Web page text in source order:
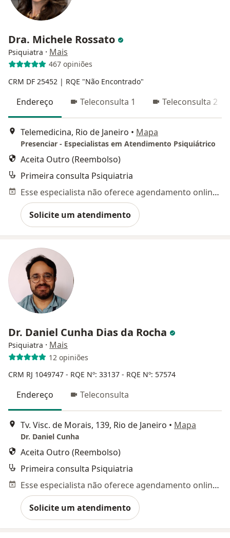
Dra. Michele Rossato
Psiquiatra · Mais
467 opiniões
CRM DF 25452 | RQE "Não Encontrado"
Endereço Teleconsulta 1 Teleconsulta 2
Telemedicina, Rio de Janeiro • Mapa
Presenciar - Especialistas em Atendimento Psiquiátrico
Aceita Outro (Reembolso)
Primeira consulta Psiquiatria
Esse especialista não oferece agendamento online para esse endereço.
Solicite um atendimento
Dr. Daniel Cunha Dias da Rocha
Psiquiatra · Mais
12 opiniões
CRM RJ 1049747 - RQE Nº: 33137 - RQE Nº: 57574
Endereço Teleconsulta
Tv. Visc. de Morais, 139, Rio de Janeiro • Mapa
Dr. Daniel Cunha
Aceita Outro (Reembolso)
Primeira consulta Psiquiatria
Esse especialista não oferece agendamento online para esse endereço.
Solicite um atendimento